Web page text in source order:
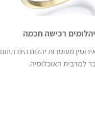
רכישה חכמה
מעוטרות יהלום הינו תחום
למרבית האוכלוסיה.